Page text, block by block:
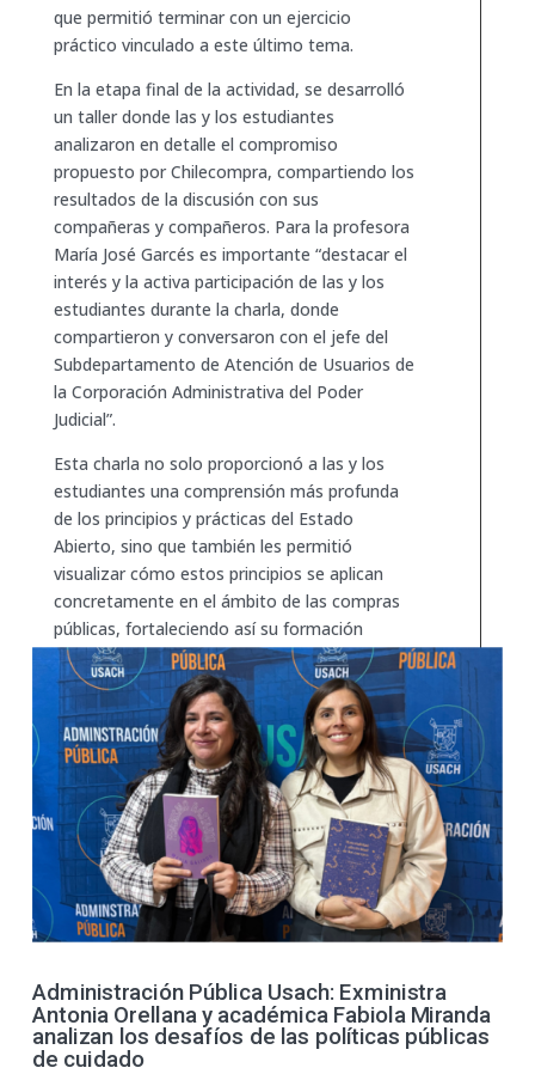
que permitió terminar con un ejercicio
práctico vinculado a este último tema.
En la etapa final de la actividad, se desarrolló
un taller donde las y los estudiantes
analizaron en detalle el compromiso
propuesto por Chilecompra, compartiendo los
resultados de la discusión con sus
compañeras y compañeros. Para la profesora
María José Garcés es importante “destacar el
interés y la activa participación de las y los
estudiantes durante la charla, donde
compartieron y conversaron con el jefe del
Subdepartamento de Atención de Usuarios de
la Corporación Administrativa del Poder
Judicial”.
Esta charla no solo proporcionó a las y los
estudiantes una comprensión más profunda
de los principios y prácticas del Estado
Abierto, sino que también les permitió
visualizar cómo estos principios se aplican
concretamente en el ámbito de las compras
públicas, fortaleciendo así su formación
académica y profesional en Administración
Pública.
Administración Pública Usach: Exministra
Antonia Orellana y académica Fabiola Miranda
analizan los desafíos de las políticas públicas
de cuidado